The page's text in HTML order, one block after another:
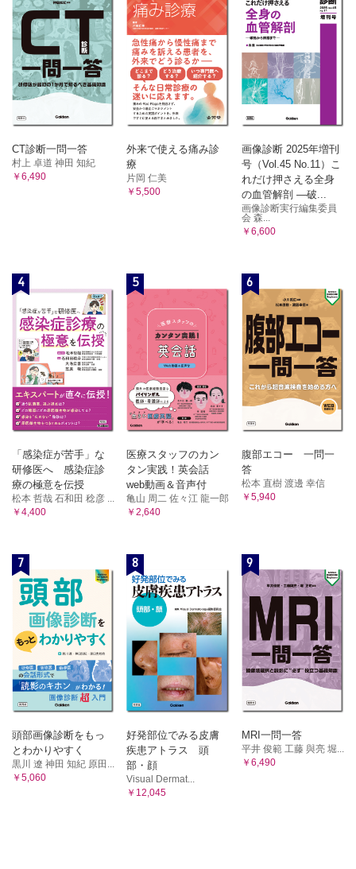
CT診断一問一答
村上 卓道 神田 知紀
￥6,490
外来で使える痛み診
療
片岡 仁美
￥5,500
画像診断 2025年増刊
号（Vol.45 No.11）こ
れだけ押さえる全身
の血管解剖 ―破...
画像診断実行編集委員
会 森...
￥6,600
4
「感染症が苦手」な
研修医へ 感染症診
療の極意を伝授
松本 哲哉 石和田 稔彦 ...
￥4,400
5
医療スタッフのカン
タン実践！英会話
web動画＆音声付
亀山 周二 佐々江 龍一郎
￥2,640
6
腹部エコー 一問一
答
松本 直樹 渡邊 幸信
￥5,940
7
頭部画像診断をもっ
とわかりやすく
黒川 遼 神田 知紀 原田...
￥5,060
8
好発部位でみる皮膚
疾患アトラス 頭
部・顔
Visual Dermat...
￥12,045
9
MRI一問一答
平井 俊範 工藤 與亮 堀...
￥6,490